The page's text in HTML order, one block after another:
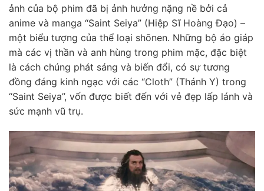
ảnh của bộ phim đã bị ảnh hưởng nặng nề bởi cả
anime và manga “Saint Seiya” (Hiệp Sĩ Hoàng Đạo) –
một biểu tượng của thể loại shōnen. Những bộ áo giáp
mà các vị thần và anh hùng trong phim mặc, đặc biệt
là cách chúng phát sáng và biến đổi, có sự tương
đồng đáng kinh ngạc với các “Cloth” (Thánh Y) trong
“Saint Seiya”, vốn được biết đến với vẻ đẹp lấp lánh và
sức mạnh vũ trụ.